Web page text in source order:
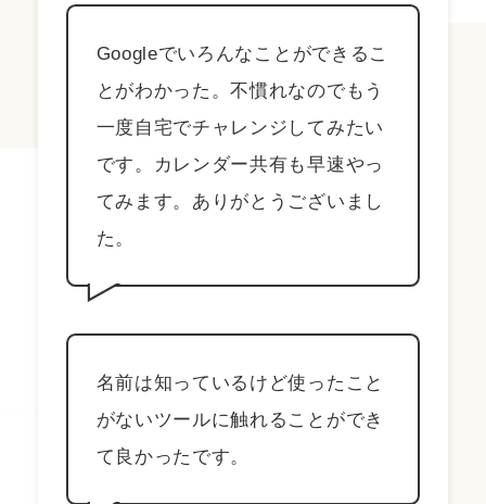
Googleでいろんなことができるこ
とがわかった。不慣れなのでもう
一度自宅でチャレンジしてみたい
です。カレンダー共有も早速やっ
てみます。ありがとうございまし
た。
名前は知っているけど使ったこと
がないツールに触れることができ
て良かったです。